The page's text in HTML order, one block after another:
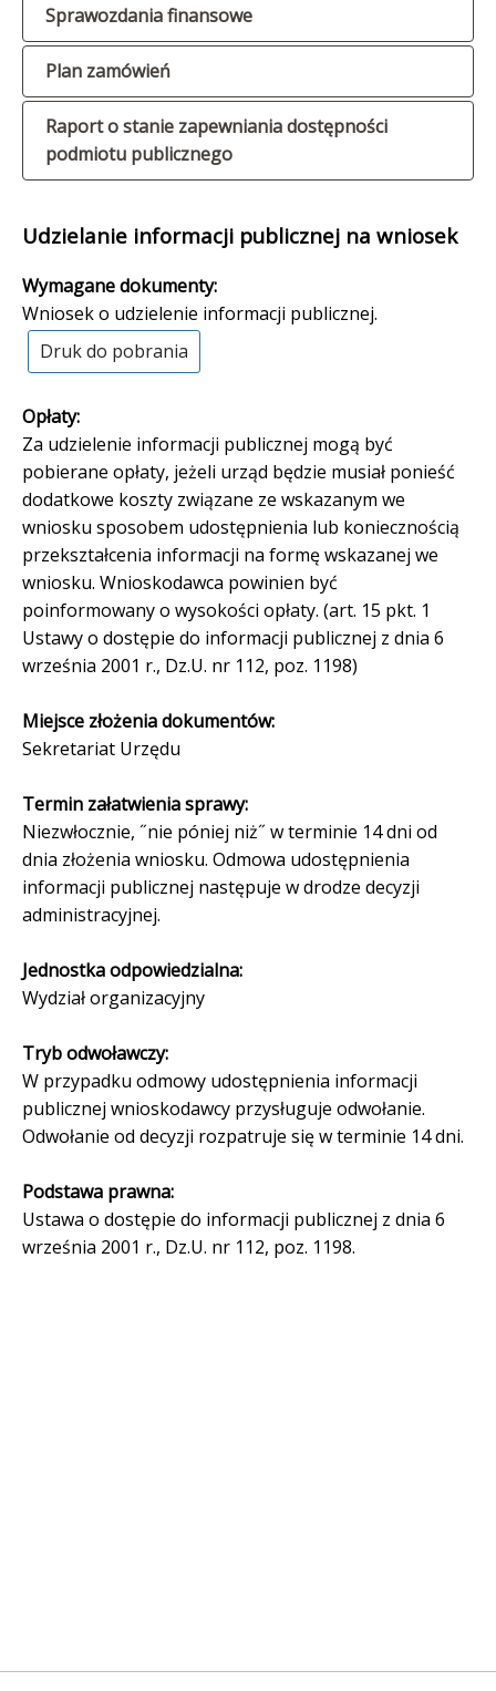
Sprawozdania finansowe
Plan zamówień
Raport o stanie zapewniania dostępności
podmiotu publicznego
Udzielanie informacji publicznej na wniosek
Wymagane dokumenty:
Wniosek o udzielenie informacji publicznej.
Druk do pobrania
Opłaty:
Za udzielenie informacji publicznej mogą być
pobierane opłaty, jeżeli urząd będzie musiał ponieść
dodatkowe koszty związane ze wskazanym we
wniosku sposobem udostępnienia lub koniecznością
przekształcenia informacji na formę wskazanej we
wniosku. Wnioskodawca powinien być
poinformowany o wysokości opłaty. (art. 15 pkt. 1
Ustawy o dostępie do informacji publicznej z dnia 6
września 2001 r., Dz.U. nr 112, poz. 1198)
Miejsce złożenia dokumentów:
Sekretariat Urzędu
Termin załatwienia sprawy:
Niezwłocznie, ˝nie póniej niż˝ w terminie 14 dni od
dnia złożenia wniosku. Odmowa udostępnienia
informacji publicznej następuje w drodze decyzji
administracyjnej.
Jednostka odpowiedzialna:
Wydział organizacyjny
Tryb odwoławczy:
W przypadku odmowy udostępnienia informacji
publicznej wnioskodawcy przysługuje odwołanie.
Odwołanie od decyzji rozpatruje się w terminie 14 dni.
Podstawa prawna:
Ustawa o dostępie do informacji publicznej z dnia 6
września 2001 r., Dz.U. nr 112, poz. 1198.